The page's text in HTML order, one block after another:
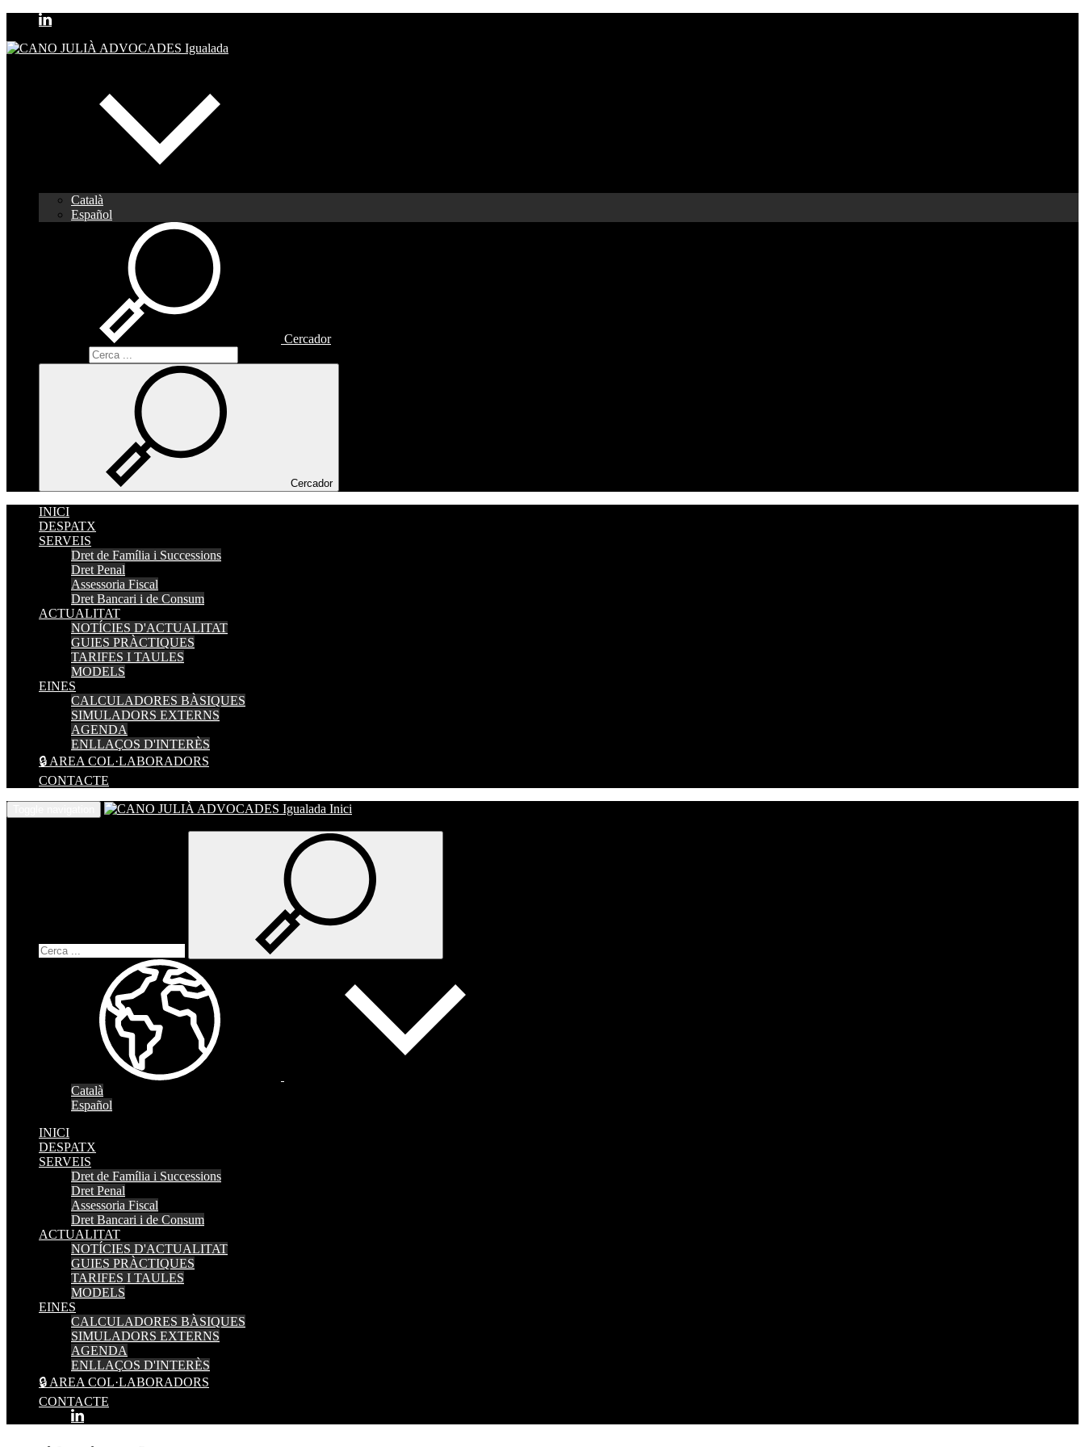
Català
Español
Cercador
Cercador
INICI
DESPATX
SERVEIS
Dret de Família i Successions
Dret Penal
Assessoria Fiscal
Dret Bancari i de Consum
ACTUALITAT
NOTÍCIES D'ACTUALITAT
GUIES PRÀCTIQUES
TARIFES I TAULES
MODELS
EINES
CALCULADORES BÀSIQUES
SIMULADORS EXTERNS
AGENDA
ENLLAÇOS D'INTERÈS
🔒 AREA COL·LABORADORS
CONTACTE
Inici
Català
Español
INICI
DESPATX
SERVEIS
Dret de Família i Successions
Dret Penal
Assessoria Fiscal
Dret Bancari i de Consum
ACTUALITAT
NOTÍCIES D'ACTUALITAT
GUIES PRÀCTIQUES
TARIFES I TAULES
MODELS
EINES
CALCULADORES BÀSIQUES
SIMULADORS EXTERNS
AGENDA
ENLLAÇOS D'INTERÈS
🔒 AREA COL·LABORADORS
CONTACTE